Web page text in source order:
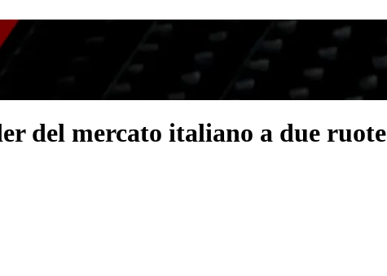
del mercato italiano a due ruote